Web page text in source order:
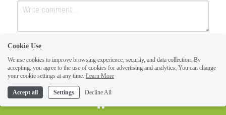
SUBMIT
Cookie Use
We use cookies to improve browsing experience, security, and data collection. By
accepting, you agree to the use of cookies for advertising and analytics. You can change
your cookie settings at any time. Learn More
Accept all Settings Decline All